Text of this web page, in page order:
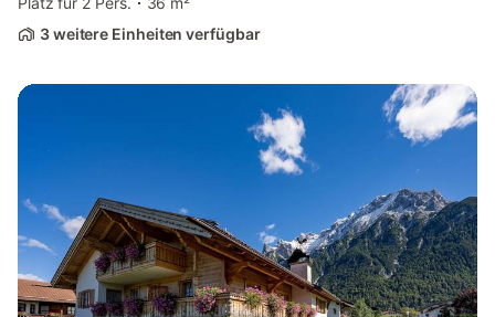
3 weitere Einheiten verfügbar